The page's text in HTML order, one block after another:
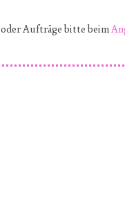
Aufträge bitte beim